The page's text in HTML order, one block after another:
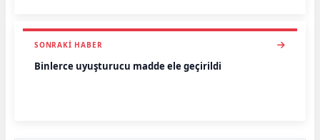
SONRAKI HABER
Binlerce uyuşturucu madde ele geçirildi